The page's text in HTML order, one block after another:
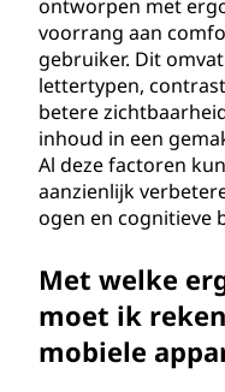
ontworpen met
voorrang aan
gebruiker. Dit
lettertypen,
betere
inhoud in een
Al deze factoren
aanzienlijk
ogen en cognitieve
Met welke
moet ik
mobiele